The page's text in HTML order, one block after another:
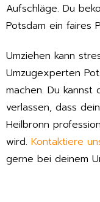
Aufschläge. Du
Potsdam ein faires
Umziehen kann
Umzugexperten
machen. Du
verlassen, dass
Heilbronn
wird. Kontaktiere
gerne bei deinem